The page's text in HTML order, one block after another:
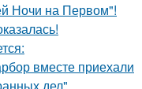
Ночи на Первом"!
вместе приехали